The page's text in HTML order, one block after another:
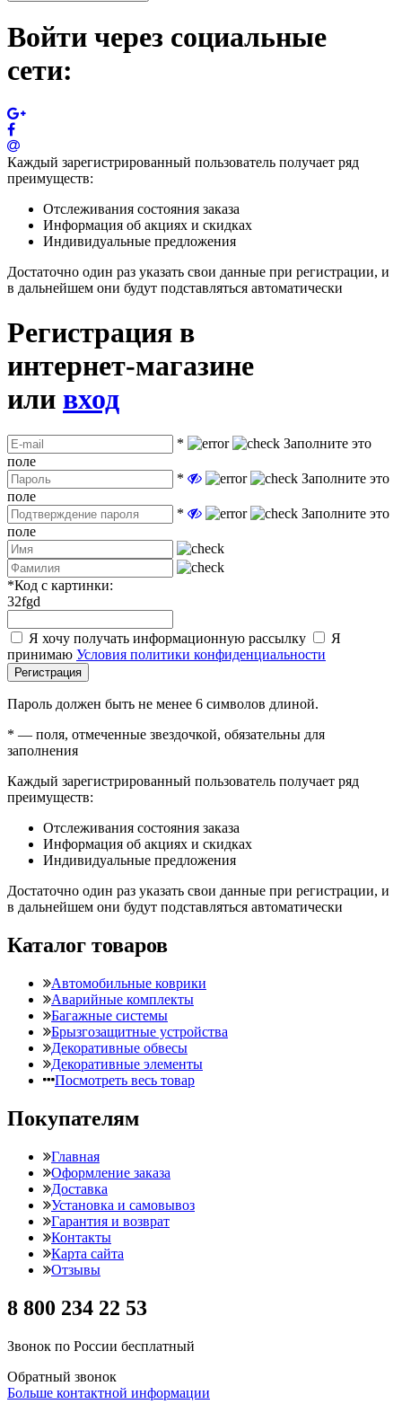
Войти через социальные
сети:
Каждый зарегистрированный пользователь получает ряд
преимуществ:
Отслеживания состояния заказа
Информация об акциях и скидках
Индивидуальные предложения
Достаточно один раз указать свои данные при регистрации, и
в дальнейшем они будут подставляться автоматически
Регистрация в
интернет-магазине
или вход
*
Заполните это
поле
*
Заполните это
поле
*
Заполните это
поле
*Код с картинки:
32fgd
Я хочу получать информационную рассылку
Я
принимаю Условия политики конфиденциальности
Регистрация
Пароль должен быть не менее 6 символов длиной.
* — поля, отмеченные звездочкой, обязательны для
заполнения
Каждый зарегистрированный пользователь получает ряд
преимуществ:
Отслеживания состояния заказа
Информация об акциях и скидках
Индивидуальные предложения
Достаточно один раз указать свои данные при регистрации, и
в дальнейшем они будут подставляться автоматически
Каталог товаров
Автомобильные коврики
Аварийные комплекты
Багажные системы
Брызгозащитные устройства
Декоративные обвесы
Декоративные элементы
Посмотреть весь товар
Покупателям
Главная
Оформление заказа
Доставка
Установка и самовывоз
Гарантия и возврат
Контакты
Карта сайта
Отзывы
8 800 234 22 53
Звонок по России бесплатный
Обратный звонок
Больше контактной информации